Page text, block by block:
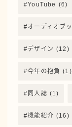
YouTube (6)
オーディオブ
デザイン (12)
今年の抱負 (1)
同人誌 (1)
機能紹介 (16)